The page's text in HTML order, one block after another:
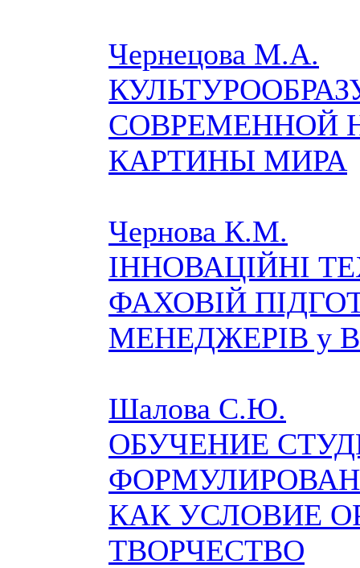
Чернецова М.А.
СОВРЕМЕННОЙ
КАРТИНЫ МИРА
Чернова К.М.
ІННОВАЦІЙНІ
ФАХОВІЙ
МЕНЕДЖЕРІВ у
Шалова С.Ю.
ОБУЧЕНИЕ
КАК УСЛОВИЕ
ТВОРЧЕСТВО